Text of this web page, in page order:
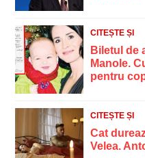
CITEȘTE ȘI
Biletul de
Manole.
pentru
CITEȘTE ȘI
Cat
Velea.